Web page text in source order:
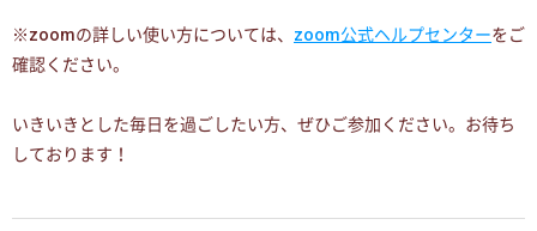
※zoomの詳しい使い方については、 zoom公式ヘルプセンターをご
確認ください。
いきいきとした毎日を過ごしたい方、ぜひご参加ください。お待ち
しております！